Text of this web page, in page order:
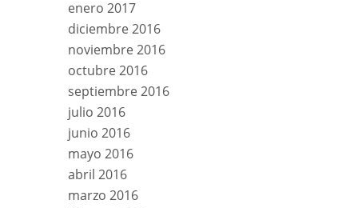
enero 2017
diciembre 2016
noviembre 2016
octubre 2016
septiembre 2016
julio 2016
junio 2016
mayo 2016
abril 2016
marzo 2016